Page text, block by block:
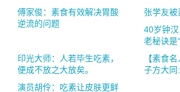
傅家俊：素食有效解决胃酸
逆流的问题
张学友被
40岁钟
老秘诀是
印光大师：人若毕生吃素，
便成不放之大放矣。
【素食
子方大同
演员胡伶：吃素让皮肤更鲜